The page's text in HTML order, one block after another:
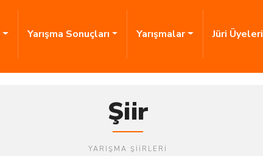
Yarışma Sonuçları Yarışmalar Jüri Üyeleri
Şiir
YARIŞMA ŞIIRLERI